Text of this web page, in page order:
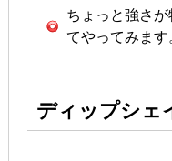
ちょっと強さ
てやってみます
ディップシェ